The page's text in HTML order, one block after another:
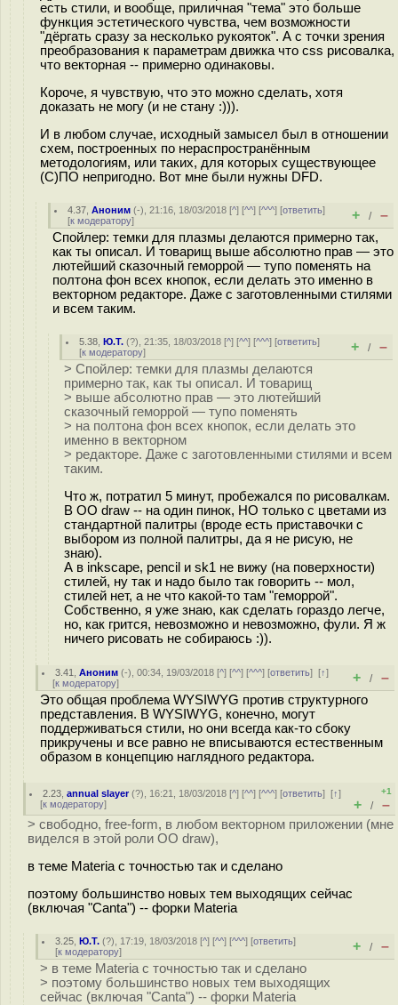
есть стили, и вообще, приличная "тема" это больше
функция эстетического чувства, чем возможности
"дёргать сразу за несколько рукояток". А с точки зрения
преобразования к параметрам движка что css рисовалка,
что векторная -- примерно одинаковы.
Короче, я чувствую, что это можно сделать, хотя
доказать не могу (и не стану :))).
И в любом случае, исходный замысел был в отношении
схем, построенных по нераспространённым
методологиям, или таких, для которых существующее
(С)ПО непригодно. Вот мне были нужны DFD.
4.37 ,Аноним (-), 21:16, 18/03/2018 [^] [^^] [^^^] [ответить]
[к модератору] + / –
Спойлер: темки для плазмы делаются примерно так,
как ты описал. И товарищ выше абсолютно прав — это
лютейший сказочный геморрой — тупо поменять на
полтона фон всех кнопок, если делать это именно в
векторном редакторе. Даже с заготовленными стилями
и всем таким.
5.38 ,Ю.Т. (?), 21:35, 18/03/2018 [^] [^^] [^^^] [ответить]
[к модератору] + / –
> Спойлер: темки для плазмы делаются
примерно так, как ты описал. И товарищ
> выше абсолютно прав — это лютейший
сказочный геморрой — тупо поменять
> на полтона фон всех кнопок, если делать это
именно в векторном
> редакторе. Даже с заготовленными стилями и всем
таким.
Что ж, потратил 5 минут, пробежался по рисовалкам.
В OO draw -- на один пинок, НО только с цветами из
стандартной палитры (вроде есть приставочки с
выбором из полной палитры, да я не рисую, не
знаю).
А в inkscape, pencil и sk1 не вижу (на поверхности)
стилей, ну так и надо было так говорить -- мол,
стилей нет, а не что какой-то там "геморрой".
Собственно, я уже знаю, как сделать гораздо легче,
но, как грится, невозможно и невозможно, фули. Я ж
ничего рисовать не собираюсь :)).
3.41 ,Аноним (-), 00:34, 19/03/2018 [^] [^^] [^^^] [ответить][↑]
[к модератору] + / –
Это общая проблема WYSIWYG против структурного
представления. В WYSIWYG, конечно, могут
поддерживаться стили, но они всегда как-то сбоку
прикручены и все равно не вписываются естественным
образом в концепцию наглядного редактора.
2.23 ,annual slayer(?), 16:21, 18/03/2018 [^] [^^] [^^^] [ответить][↑]
[к модератору]
+1
+ / –
> свободно, free-form, в любом векторном приложении (мне
виделся в этой роли OO draw),
в теме Materia с точностью так и сделано
поэтому большинство новых тем выходящих сейчас
(включая "Canta") -- форки Materia
3.25 ,Ю.Т. (?), 17:19, 18/03/2018 [^] [^^] [^^^] [ответить]
[к модератору] + / –
> в теме Materia с точностью так и сделано
> поэтому большинство новых тем выходящих
сейчас (включая "Canta") -- форки Materia